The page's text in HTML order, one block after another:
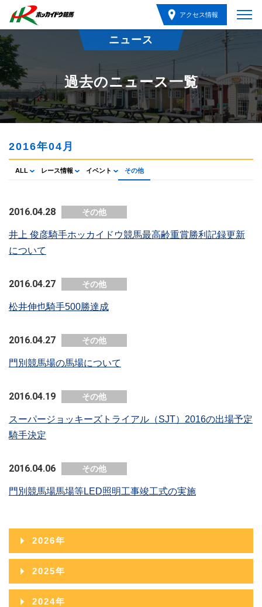
アクセス情報
ニュース
過去のニュース一覧
2016年04月
ALL レース情報 イベント その他
2016.04.28 その他
井上 俊彦騎手ホッカイドウ競馬最高齢重賞勝利記録更新
について
2016.04.27 その他
松井伸也騎手500勝達成
2016.04.27 その他
門別競馬場の馬場について
2016.04.19 その他
スーパージョッキーズトライアル（SJT）2016の出場予定
騎手決定
2016.04.06 その他
門別競馬場馬場等LED照明工事竣工式の実施
2026年
2026年08月
2026年07月
2025年
2025年12月
2024年